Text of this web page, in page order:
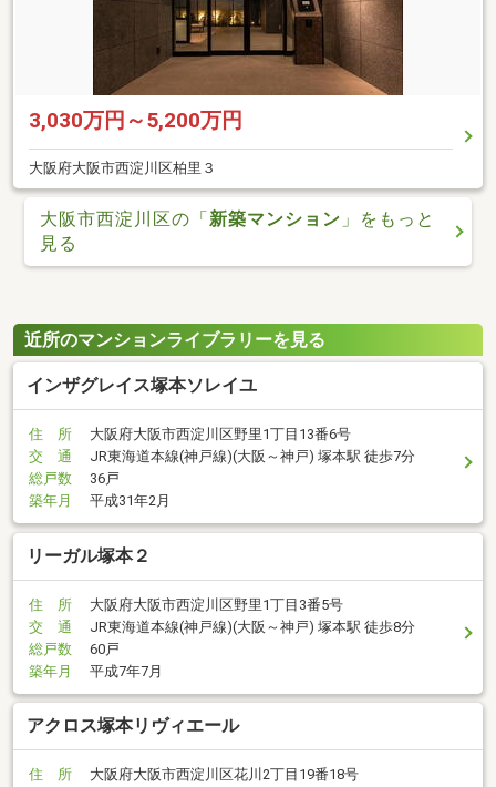
3,030万円～5,200万円
大阪府大阪市西淀川区柏里３
大阪市西淀川区の「 新築マンション 」をもっと
見る
近所のマンションライブラリーを見る
インザグレイス塚本ソレイユ
住 所
大阪府大阪市西淀川区野里1丁目13番6号
交 通
JR東海道本線(神戸線)(大阪～神戸) 塚本駅 徒歩7分
総戸数
36戸
築年月
平成31年2月
リーガル塚本２
住 所
大阪府大阪市西淀川区野里1丁目3番5号
交 通
JR東海道本線(神戸線)(大阪～神戸) 塚本駅 徒歩8分
総戸数
60戸
築年月
平成7年7月
アクロス塚本リヴィエール
住 所
大阪府大阪市西淀川区花川2丁目19番18号